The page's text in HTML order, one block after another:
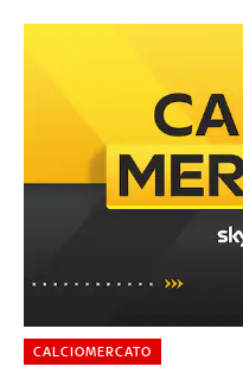
CALCIOMERCATO